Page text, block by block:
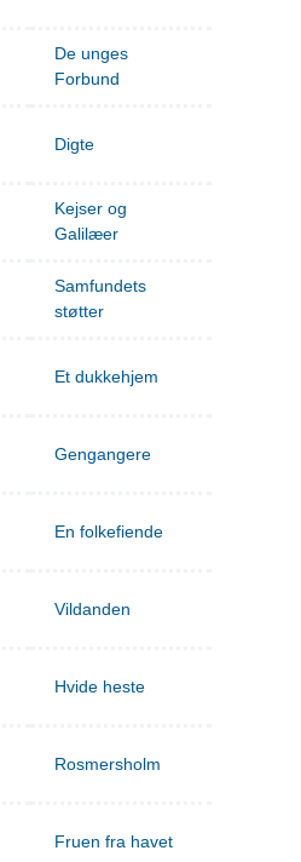
De unges
Forbund
Digte
Kejser og
Galilæer
Samfundets
støtter
Et dukkehjem
Gengangere
En folkefiende
Vildanden
Hvide heste
Rosmersholm
Fruen fra havet